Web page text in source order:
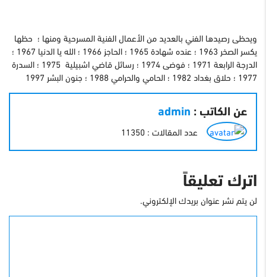
ويحظى رصيدها الفني بالعديد من الأعمال الفنية المسرحية ومنها ؛ حظها
يكسر الصخر 1963 ؛ عنده شهادة 1965 ؛ الحاجز 1966 ؛ الله يا الدنيا 1967 ؛
الدرجة الرابعة 1971 ؛ فوضى 1974 ؛ رسائل قاضي اشبيلية 1975 ؛ السدرة
1977 ؛ حلاق بغداد 1982 ؛ الحامي والحرامي 1988 ؛ جنون البشر 1997
عن الكاتب : admin
عدد المقالات : 11350
اترك تعليقاً
لن يتم نشر عنوان بريدك الإلكتروني.